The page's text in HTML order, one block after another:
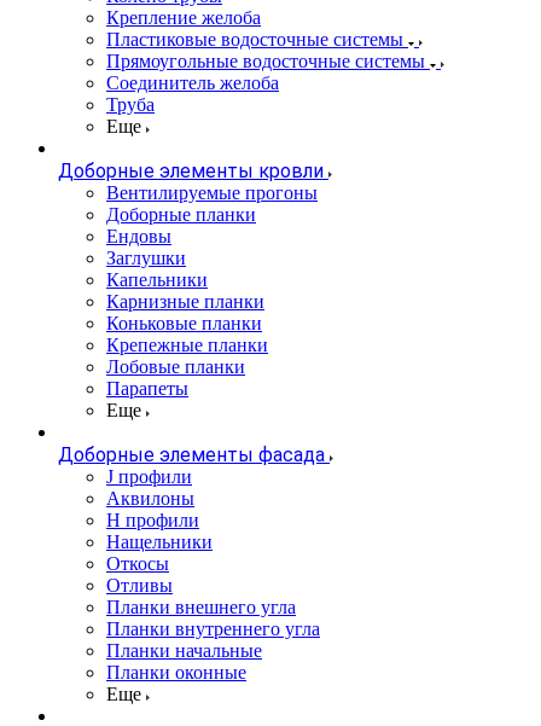
Крепление желоба
Пластиковые водосточные системы
Прямоугольные водосточные системы
Соединитель желоба
Труба
Еще
Доборные элементы кровли
Вентилируемые прогоны
Доборные планки
Ендовы
Заглушки
Капельники
Карнизные планки
Коньковые планки
Крепежные планки
Лобовые планки
Парапеты
Еще
Доборные элементы фасада
J профили
Аквилоны
Н профили
Нащельники
Откосы
Отливы
Планки внешнего угла
Планки внутреннего угла
Планки начальные
Планки оконные
Еще